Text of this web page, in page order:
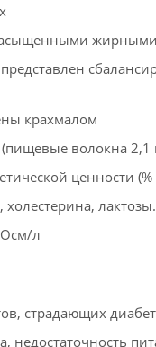
жирными
крахмалом
волокна 2,1
ценности
холестерина,
л
страдающих
недостаточность